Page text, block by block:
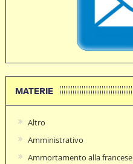
MATERIE
Altro
Amministrativo
Ammortamento alla francese